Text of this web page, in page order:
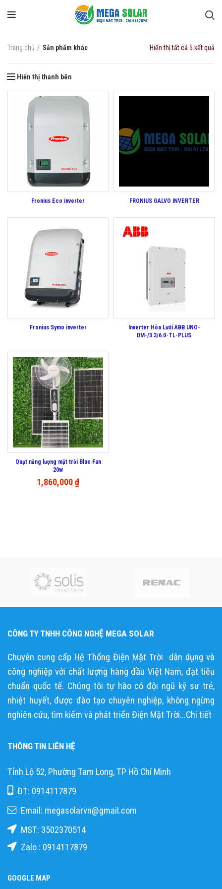
Trang chủ Sản phẩm khác Hiển thị tất cả 5 kết quả
Hiển thị thanh bên
Fronius Eco inverter FRONIUS GALVO INVERTER
Fronius Symo inverter
Inverter Hòa Lưới ABB UNO-
DM-/3.3/6.0-TL-PLUS
Quạt năng lượng mặt trời Blue Fan
20w
1,860,000₫
CÔNG TY TNHH CÔNG NGHỆ MEGA SOLAR
Chuyên cung cấp Hệ Thống Điện Mặt Trời dân dụng và
công nghiệp với chất lượng hàng đầu Việt Nam, đạt tiêu
chuẩn quốc tế. Chúng tôi tự hào có đội ngũ kỹ sư trẻ,
nhiệt huyết, được đào tạo chuyên nghiệp, không ngừng
nghiên cứu, tìm kiếm và phát triển Điện Mặt Trời...Chi tiết
THÔNG TIN LIÊN HỆ
Tỉnh Lộ 52, Phường Tam Long, TP Hồ Chí Minh
ĐT: 0914117879
Email: megasolarvn@gmail.com
MST: 3502370514
Zalo : 0914117879
GOOGLE MAP